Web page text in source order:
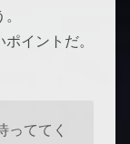
イントだ。
っててく